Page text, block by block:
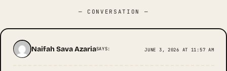
— CONVERSATION —
Naifah Sava AzariaSAYS: JUNE 3, 2026 AT 11:57 AM